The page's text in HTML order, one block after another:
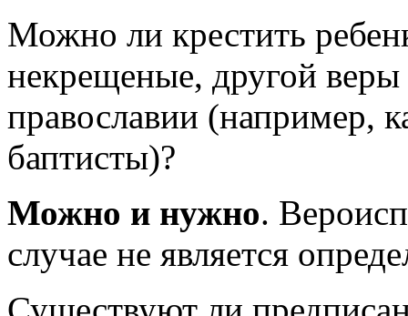
Можно ли крестить
некрещеные, другой
православии (например,
баптисты)?
Можно и нужно.
случае не является